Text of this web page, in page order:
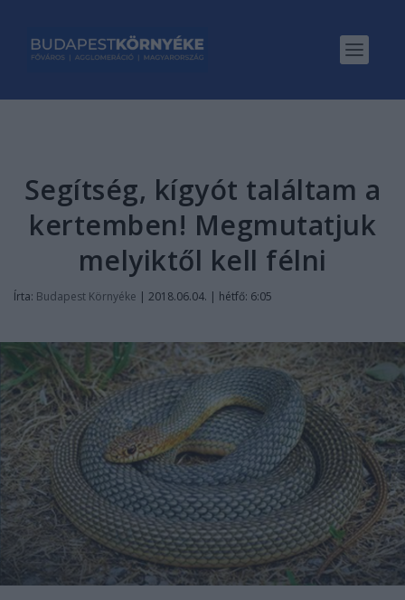
Segítség, kígyót találtam a
kertemben! Megmutatjuk
melyiktől kell félni
Írta: Budapest Környéke | 2018.06.04. | hétfő: 6:05